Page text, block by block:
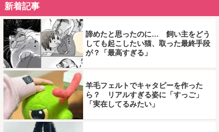
新着記事
諦めたと思ったのに… 飼い主をどう
しても起こしたい猫、取った最終手段
が？「最高すぎる」
羊毛フェルトでキャタピーを作った
ら？ リアルすぎる姿に「すっご」
「実在してるみたい」